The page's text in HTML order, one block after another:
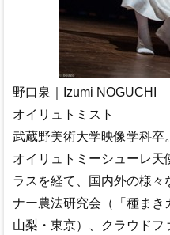
野口泉｜Izumi NOGUCHI
オイリュトミスト
武蔵野美術大学映像学科卒
オイリュトミーシューレ天
ラスを経て、国内外の様々
ナー農法研究会（「種ま
山梨・東京）、クラウドフ